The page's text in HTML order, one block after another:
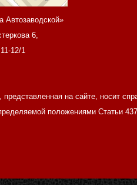
Автозаводской»
6,
12/1
на сайте, носит
положениями Статьи